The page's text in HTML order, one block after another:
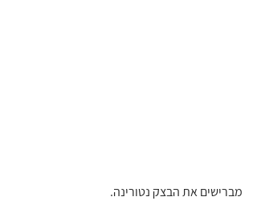
מברישים את הבצק נטורינה.